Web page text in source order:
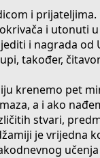
i
i utonuti
i nagrada
također,
krenemo pet
a i ako
stvari,
je